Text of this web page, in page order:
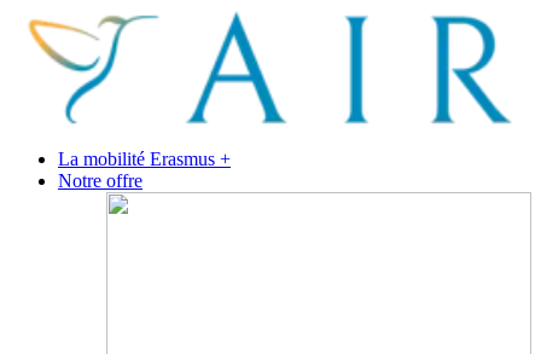
La mobilité Erasmus +
Notre offre